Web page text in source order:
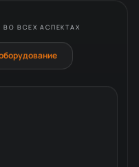
ВСЕХ АСПЕКТАХ